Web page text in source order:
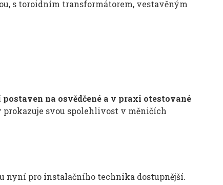
s toroidním transformátorem, vestavěným
na osvědčené a v praxi otestované
prokazuje svou spolehlivost v měničích
nyní pro instalačního technika dostupnější.